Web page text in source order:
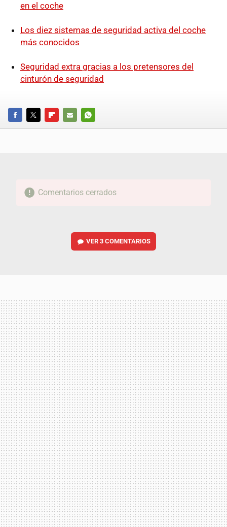
en el coche
Los diez sistemas de seguridad activa del coche
más conocidos
Seguridad extra gracias a los pretensores del
cinturón de seguridad
FACEBOOKTWITTERFLIPBOARD
E-
WHATSAPP
Comentarios cerrados
VER3 COMENTARIOS